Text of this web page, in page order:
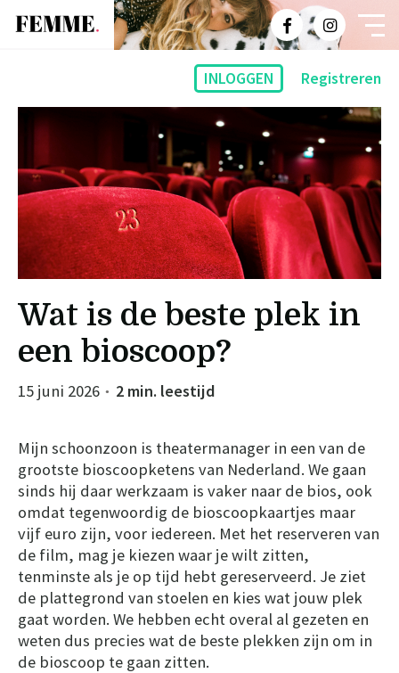
INLOGGEN Registreren
Wat is de beste plek in
een bioscoop?
15 juni 2026 ● 2 min. leestijd
Mijn schoonzoon is theatermanager in een van de
grootste bioscoopketens van Nederland. We gaan
sinds hij daar werkzaam is vaker naar de bios, ook
omdat tegenwoordig de bioscoopkaartjes maar
vijf euro zijn, voor iedereen. Met het reserveren van
de film, mag je kiezen waar je wilt zitten,
tenminste als je op tijd hebt gereserveerd. Je ziet
de plattegrond van stoelen en kies wat jouw plek
gaat worden. We hebben echt overal al gezeten en
weten dus precies wat de beste plekken zijn om in
de bioscoop te gaan zitten.